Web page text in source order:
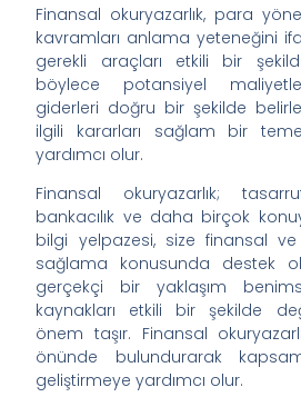
Finansal okuryazarlık, para
kavramları anlama yeteneğini
gerekli araçları etkili bir
böylece potansiyel
giderleri doğru bir şekilde
ilgili kararları sağlam bir
yardımcı olur.
Finansal okuryazarlık;
bankacılık ve daha birçok
bilgi yelpazesi, size finansal
sağlama konusunda destek
gerçekçi bir yaklaşım
kaynakları etkili bir şekilde
önem taşır. Finansal
önünde bulundurarak
geliştirmeye yardımcı olur.